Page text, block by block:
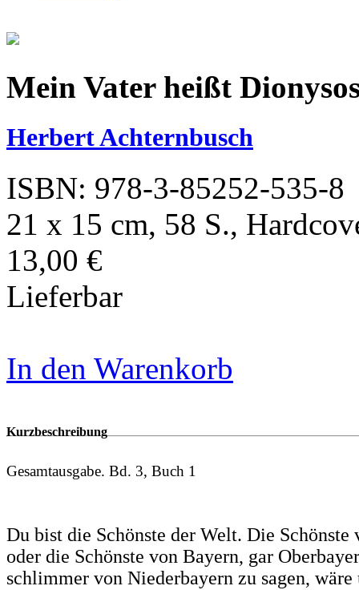
Mein Vater heißt
Herbert Achternbusch
ISBN: 978-3-85252-535-8
21 x 15 cm, 58 S.,
13,00 €
Lieferbar
In den Warenkorb
Kurzbeschreibung
Gesamtausgabe. Bd. 3, Buch 1
Du bist die Schönste der Welt. Die Schönste
oder die Schönste von Bayern, gar
schlimmer von Niederbayern zu sagen,